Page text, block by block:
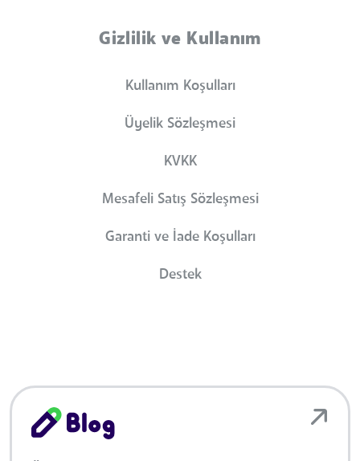
Gizlilik ve Kullanım
Kullanım Koşulları
Üyelik Sözleşmesi
KVKK
Mesafeli Satış Sözleşmesi
Garanti ve İade Koşulları
Destek